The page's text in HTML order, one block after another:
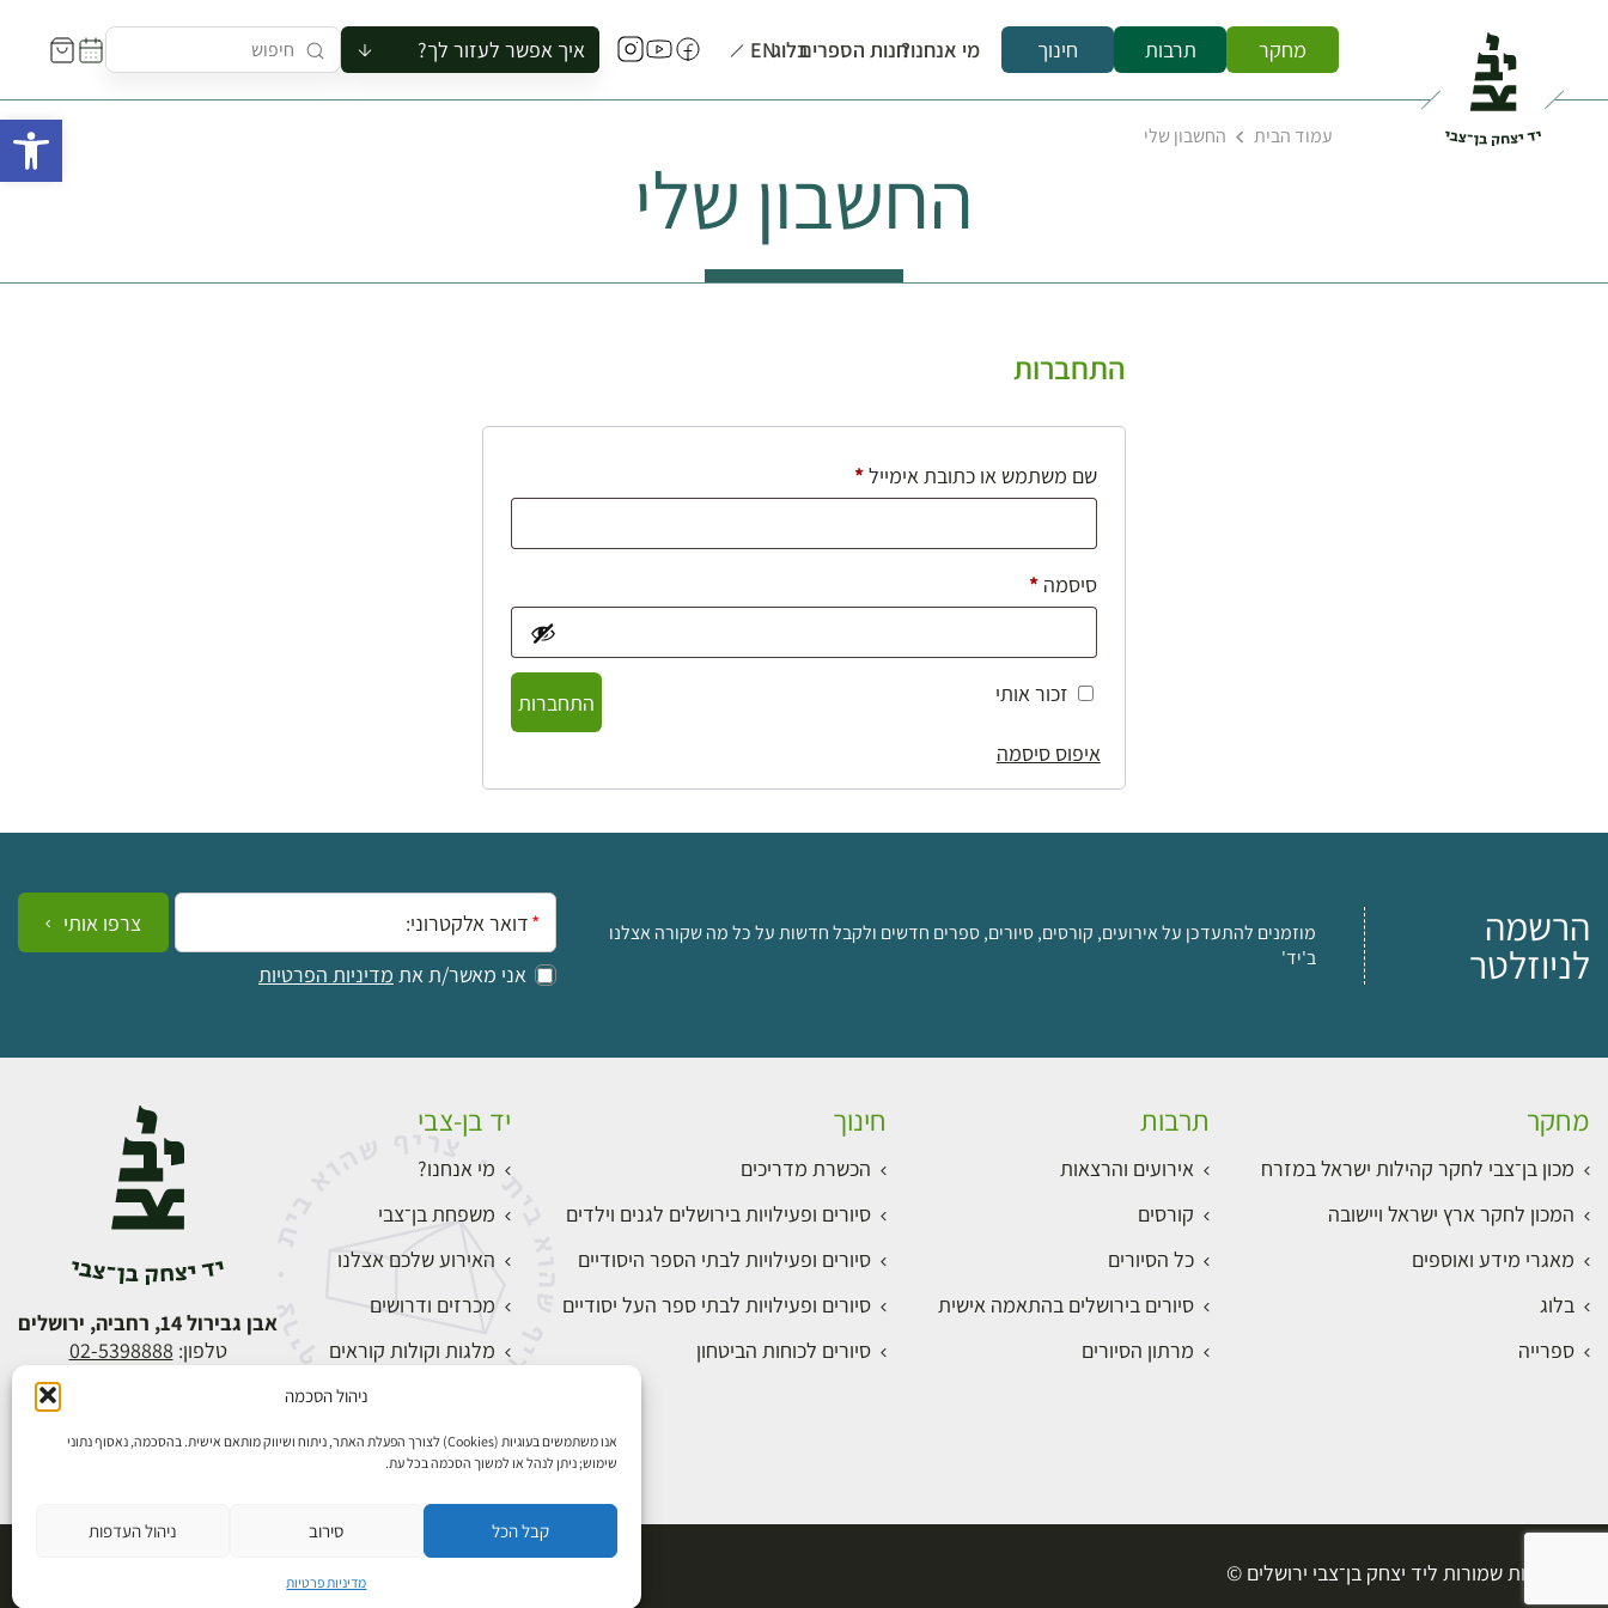
ניהול הסכמה
אנו משתמשים בעוגיות (Cookies) לצורך הפעלת האתר, ניתוח ושיווק מותאם אישית. בהסכמה, נאסוף נתוני
שימוש; ניתן לנהל או למשוך הסכמה בכל עת.
קבל הכל סירוב ניהול העדפות
מדיניות פרטיות
מחקר תרבות חינוך מי אנחנו?חנות הספריםבלוגEN איך אפשר לעזור לך?
להזמין סיור לקבוצה
לתאם ביקור בצריף
עמוד הבית החשבון שלי
החשבון שלי
התחברות
שם משתמש או כתובת אימייל*חובה
סיסמה*חובה
זכור אותי
התחברות
איפוס סיסמה
הרשמה
לניוזלטר
מוזמנים להתעדכן על אירועים, קורסים, סיורים, ספרים חדשים ולקבל חדשות על כל מה שקורה אצלנו
ב'יד'
אימייל:
אני מאשר/ת את מדיניות הפרטיות
צרפו אותי
מחקר
מכון בן־צבי לחקר קהילות ישראל במזרח
המכון לחקר ארץ ישראל ויישובה
מאגרי מידע ואוספים
בלוג
ספרייה
תרבות
אירועים והרצאות
קורסים
כל הסיורים
סיורים בירושלים בהתאמה אישית
מרתון הסיורים
חינוך
הכשרת מדריכים
סיורים ופעילויות בירושלים לגנים וילדים
סיורים ופעילויות לבתי הספר היסודיים
סיורים ופעילויות לבתי ספר העל יסודיים
סיורים לכוחות הביטחון
יד בן-צבי
מי אנחנו?
משפחת בן־צבי
האירוע שלכם אצלנו
מכרזים ודרושים
מלגות וקולות קוראים
התחברות
אבן גבירול 14, רחביה, ירושלים
טלפון: 02-5398888
כל הזכויות שמורות ליד יצחק בן־צבי ירושלים ©